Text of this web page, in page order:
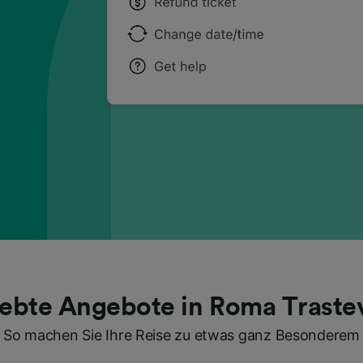
Angebote in Roma
So machen Sie Ihre Reise zu etwas ganz Besonderem